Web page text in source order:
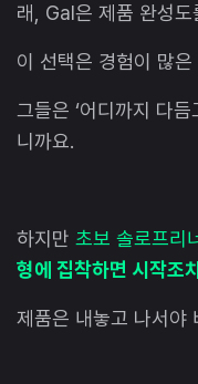
래, Gal은 제품 완성
이 선택은 경험이 많
그들은 ‘어디까지 다
니까요.
하지만 초보 솔로프리
형에 집착하면 시작조
제품은 내놓고 나서야